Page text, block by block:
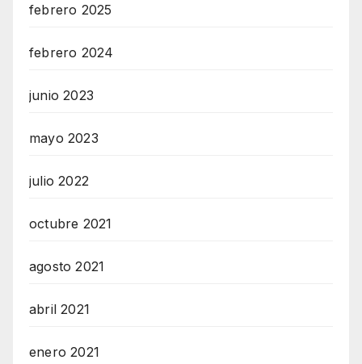
febrero 2025
febrero 2024
junio 2023
mayo 2023
julio 2022
octubre 2021
agosto 2021
abril 2021
enero 2021